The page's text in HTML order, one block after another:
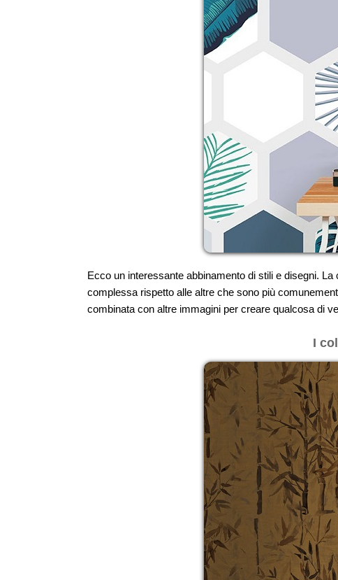
Ecco un interessante abbinamento di stili e disegni.
complessa rispetto alle altre che sono più
combinata con altre immagini per creare qualcosa di
I